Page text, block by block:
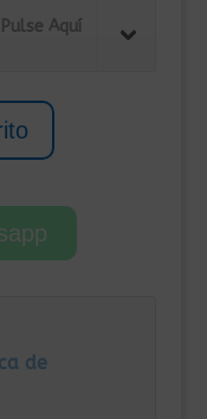
Pulse Aquí
de